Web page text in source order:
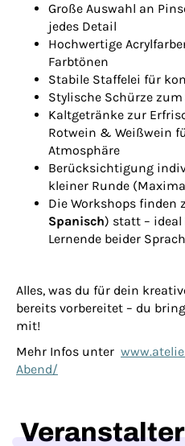
Große Auswahl an
jedes Detail
Hochwertige
Farbtönen
Stabile Staffelei für
Stylische Schürze
Kaltgetränke zur
Rotwein & Weißwein
Atmosphäre
Berücksichtigung
kleiner Runde
Die Workshops finden
Spanisch) statt –
Lernende beider
Alles, was du für dein
bereits vorbereitet – du
mit!
Mehr Infos unter
Abend/